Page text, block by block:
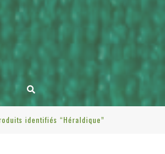
identifiés “Héraldique”